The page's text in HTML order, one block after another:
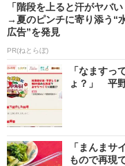
「階段を上ると汗がヤバい
→夏のピンチに寄り添う“
広告”を発見
PR(ねとらぼ)
「なますっ
ょ？」 平
「まんま
もので再現